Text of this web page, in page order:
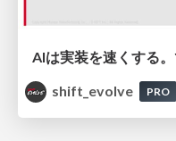
shift_evolve
PRO